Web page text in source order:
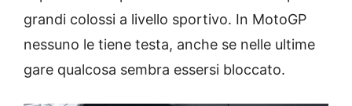
grandi colossi a livello sportivo. In MotoGP
nessuno le tiene testa, anche se nelle ultime
gare qualcosa sembra essersi bloccato.